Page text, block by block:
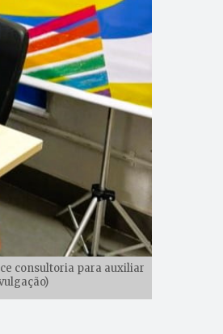
consultoria para auxiliar